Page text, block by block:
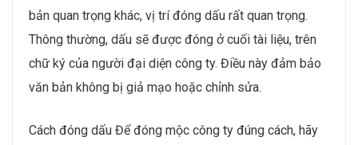
bản quan trọng khác, vị trí đóng dấu rất quan trọng.
Thông thường, dấu sẽ được đóng ở cuối tài liệu, trên
chữ ký của người đại diện công ty. Điều này đảm bảo
văn bản không bị giả mạo hoặc chỉnh sửa.
Cách đóng dấu Để đóng mộc công ty đúng cách, hãy